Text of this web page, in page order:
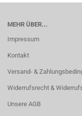
MEHR ÜBER...
Impressum
Kontakt
Versand- &
Widerrufsrecht &
Unsere AGB